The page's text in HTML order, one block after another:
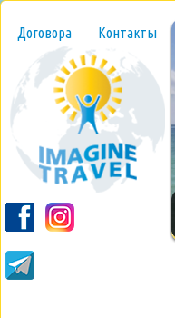
Договора Контакты